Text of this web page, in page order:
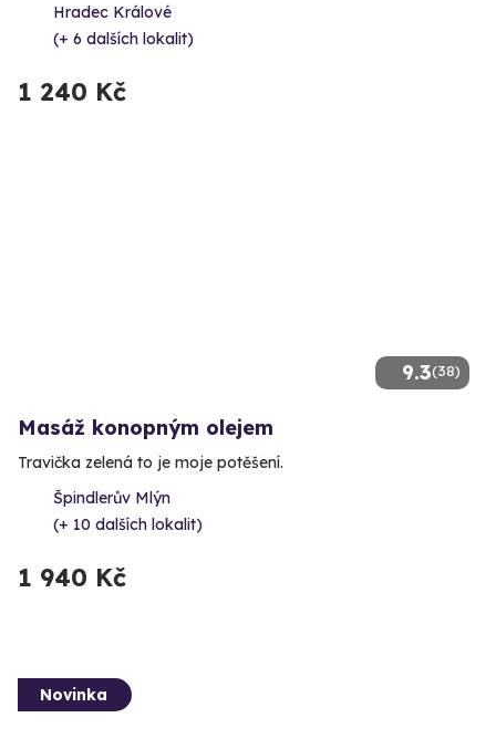
Hradec Králové
(+ 6 dalších lokalit)
1 240 Kč
9.3(38)
Masáž konopným olejem
Travička zelená to je moje potěšení.
Špindlerův Mlýn
(+ 10 dalších lokalit)
1 940 Kč
Novinka